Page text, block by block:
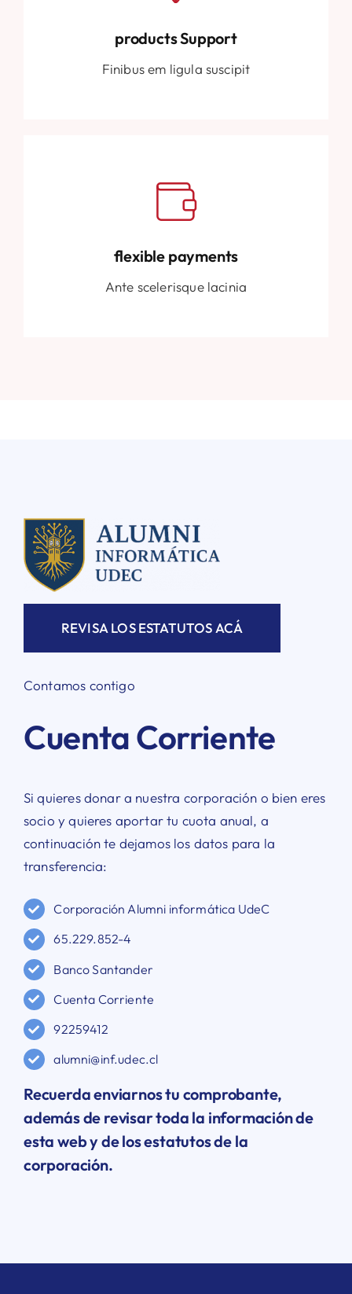
products Support
Finibus em ligula suscipit
flexible payments
Ante scelerisque lacinia
REVISA LOS ESTATUTOS ACÁ
Contamos contigo
Cuenta Corriente
Si quieres donar a nuestra corporación o bien eres
socio y quieres aportar tu cuota anual, a
continuación te dejamos los datos para la
transferencia:
Corporación Alumni informática UdeC
65.229.852-4
Banco Santander
Cuenta Corriente
92259412
alumni@inf.udec.cl
Recuerda enviarnos tu comprobante,
además de revisar toda la información de
esta web y de los estatutos de la
corporación.